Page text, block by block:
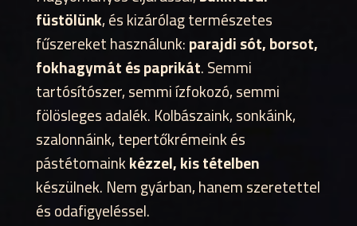
füstölünk, és kizárólag természetes
fűszereket használunk:parajdi sót, borsot,
fokhagymát és paprikát. Semmi
tartósítószer, semmi ízfokozó, semmi
fölösleges adalék. Kolbászaink, sonkáink,
szalonnáink, tepertőkrémeink és
pástétomainkkézzel, kis tételben
készülnek. Nem gyárban, hanem szeretettel
és odafigyeléssel.